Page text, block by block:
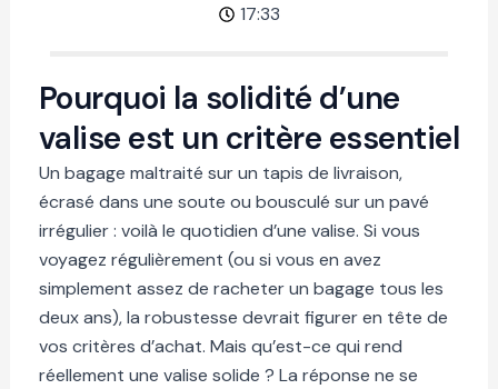
17:33
Pourquoi la solidité d’une
valise est un critère essentiel
Un bagage maltraité sur un tapis de livraison,
écrasé dans une soute ou bousculé sur un pavé
irrégulier : voilà le quotidien d’une valise. Si vous
voyagez régulièrement (ou si vous en avez
simplement assez de racheter un bagage tous les
deux ans), la robustesse devrait figurer en tête de
vos critères d’achat. Mais qu’est-ce qui rend
réellement une valise solide ? La réponse ne se